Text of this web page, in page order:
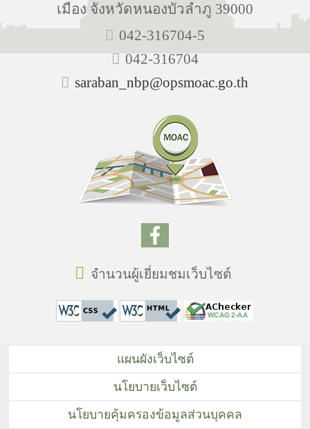
เมือง จังหวัดหนองบัวลำภู 39000
042-316704-5
042-316704
saraban_nbp@opsmoac.go.th
จำนวนผู้เยี่ยมชมเว็บไซต์
แผนผังเว็บไซต์
นโยบายเว็บไซต์
นโยบายคุ้มครองข้อมูลส่วนบุคคล